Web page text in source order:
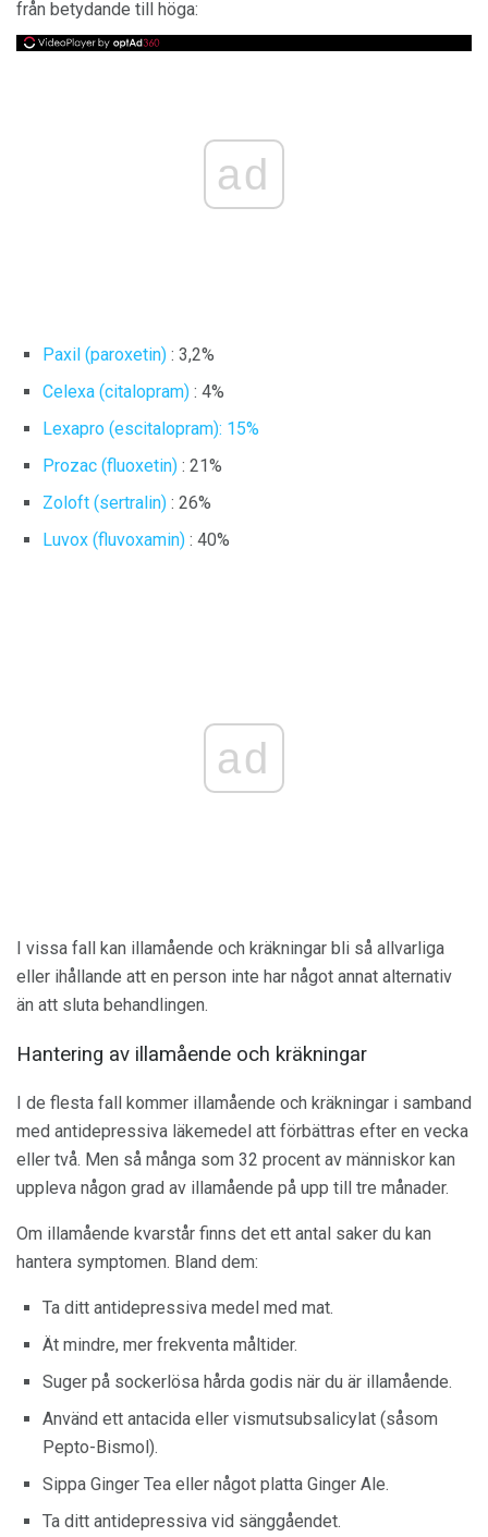
från betydande till höga:
ad
Paxil (paroxetin) : 3,2%
Celexa (citalopram) : 4%
Lexapro (escitalopram): 15%
Prozac (fluoxetin) : 21%
Zoloft (sertralin) : 26%
Luvox (fluvoxamin) : 40%
ad
I vissa fall kan illamående och kräkningar bli så allvarliga
eller ihållande att en person inte har något annat alternativ
än att sluta behandlingen.
Hantering av illamående och kräkningar
I de flesta fall kommer illamående och kräkningar i samband
med antidepressiva läkemedel att förbättras efter en vecka
eller två. Men så många som 32 procent av människor kan
uppleva någon grad av illamående på upp till tre månader.
Om illamående kvarstår finns det ett antal saker du kan
hantera symptomen. Bland dem:
Ta ditt antidepressiva medel med mat.
Ät mindre, mer frekventa måltider.
Suger på sockerlösa hårda godis när du är illamående.
Använd ett antacida eller vismutsubsalicylat (såsom
Pepto-Bismol).
Sippa Ginger Tea eller något platta Ginger Ale.
Ta ditt antidepressiva vid sänggåendet.